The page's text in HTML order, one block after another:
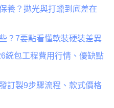
養？拋光與打蠟到底差在
？7要點看懂軟裝硬裝差異
統包工程費用行情、優缺點
訂製9步驟流程、款式價格